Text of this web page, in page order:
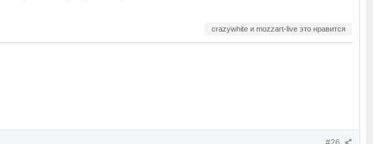
crazywhite и mozzart-live это нравится